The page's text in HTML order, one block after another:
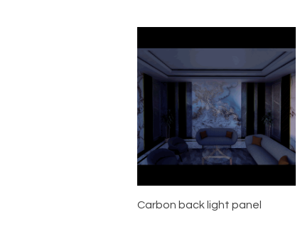
Aperçu rapide
Carbon back light panel